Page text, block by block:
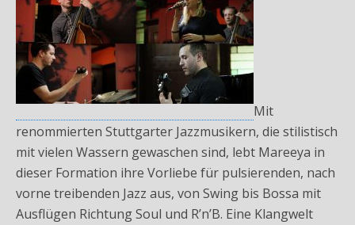
Mit
renommierten Stuttgarter Jazzmusikern, die stilistisch
mit vielen Wassern gewaschen sind, lebt Mareeya in
dieser Formation ihre Vorliebe für pulsierenden, nach
vorne treibenden Jazz aus, von Swing bis Bossa mit
Ausflügen Richtung Soul und R’n’B. Eine Klangwelt